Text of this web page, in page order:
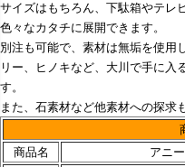
サイズはもちろん、下駄箱やテレ
色々なカタチに展開できます。
別注も可能で、素材は無垢を使用
リー、ヒノキなど、大川で手に入
す。
また、石素材など他素材への探求
商品名
アニ